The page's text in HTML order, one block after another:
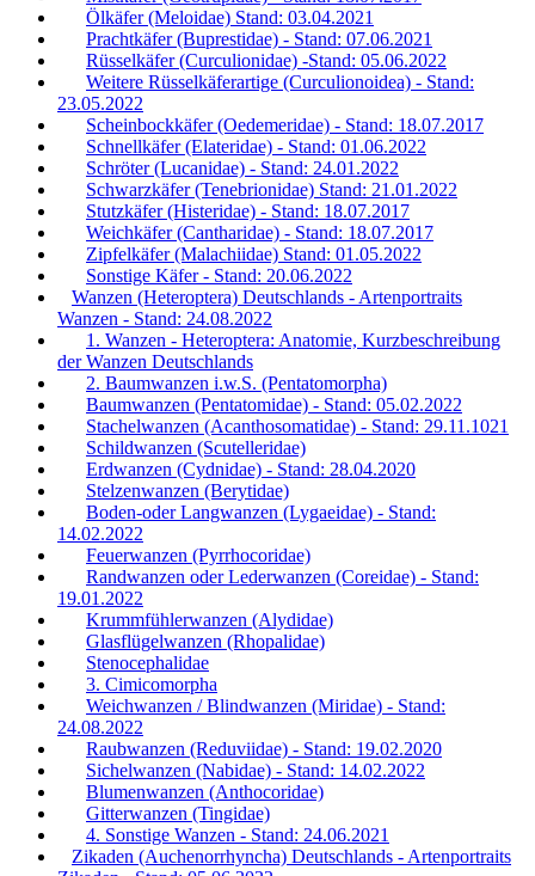
Ölkäfer (Meloidae) Stand: 03.04.2021
Prachtkäfer (Buprestidae) - Stand: 07.06.2021
Rüsselkäfer (Curculionidae) -Stand: 05.06.2022
Weitere Rüsselkäferartige (Curculionoidea) - Stand:
23.05.2022
Scheinbockkäfer (Oedemeridae) - Stand: 18.07.2017
Schnellkäfer (Elateridae) - Stand: 01.06.2022
Schröter (Lucanidae) - Stand: 24.01.2022
Schwarzkäfer (Tenebrionidae) Stand: 21.01.2022
Stutzkäfer (Histeridae) - Stand: 18.07.2017
Weichkäfer (Cantharidae) - Stand: 18.07.2017
Zipfelkäfer (Malachiidae) Stand: 01.05.2022
Sonstige Käfer - Stand: 20.06.2022
Wanzen (Heteroptera) Deutschlands - Artenportraits
Wanzen - Stand: 24.08.2022
1. Wanzen - Heteroptera: Anatomie, Kurzbeschreibung
der Wanzen Deutschlands
2. Baumwanzen i.w.S. (Pentatomorpha)
Baumwanzen (Pentatomidae) - Stand: 05.02.2022
Stachelwanzen (Acanthosomatidae) - Stand: 29.11.1021
Schildwanzen (Scutelleridae)
Erdwanzen (Cydnidae) - Stand: 28.04.2020
Stelzenwanzen (Berytidae)
Boden-oder Langwanzen (Lygaeidae) - Stand:
14.02.2022
Feuerwanzen (Pyrrhocoridae)
Randwanzen oder Lederwanzen (Coreidae) - Stand:
19.01.2022
Krummfühlerwanzen (Alydidae)
Glasflügelwanzen (Rhopalidae)
Stenocephalidae
3. Cimicomorpha
Weichwanzen / Blindwanzen (Miridae) - Stand:
24.08.2022
Raubwanzen (Reduviidae) - Stand: 19.02.2020
Sichelwanzen (Nabidae) - Stand: 14.02.2022
Blumenwanzen (Anthocoridae)
Gitterwanzen (Tingidae)
4. Sonstige Wanzen - Stand: 24.06.2021
Zikaden (Auchenorrhyncha) Deutschlands - Artenportraits